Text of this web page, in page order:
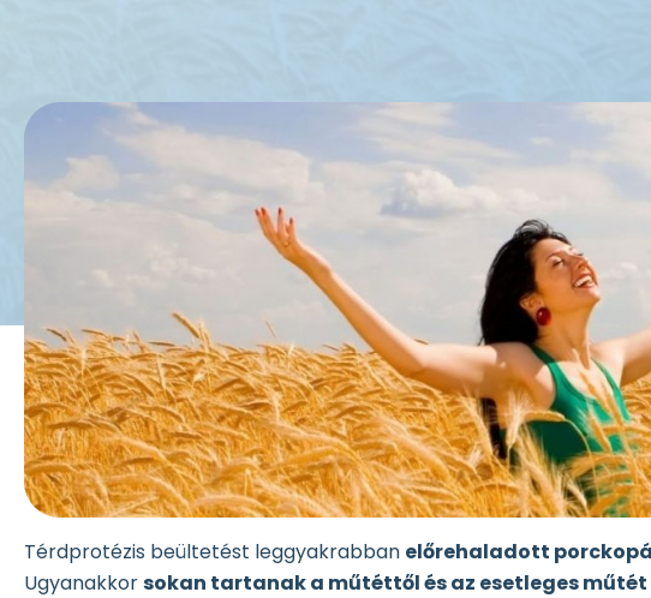
Térdprotézis beültetést leggyakrabban előrehaladott
Ugyanakkorsokan tartanak a műtéttől és az esetleges